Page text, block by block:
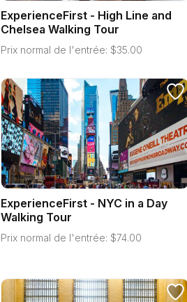
ExperienceFirst - High Line and
Chelsea Walking Tour
Prix normal de l'entrée: $35.00
ExperienceFirst - NYC in a Day
Walking Tour
Prix normal de l'entrée: $74.00